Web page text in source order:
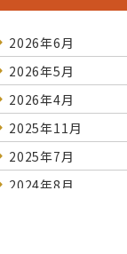
2026年6月
2026年5月
2026年4月
2025年11月
2025年7月
2024年8月